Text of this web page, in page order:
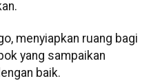
menyiapkan ruang bagi
yang sampaikan
baik.